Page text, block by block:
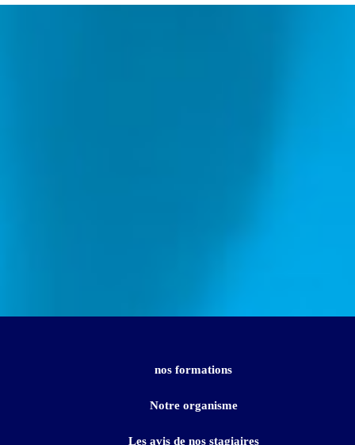
nos formations
Notre organisme
Les avis de nos stagiaires